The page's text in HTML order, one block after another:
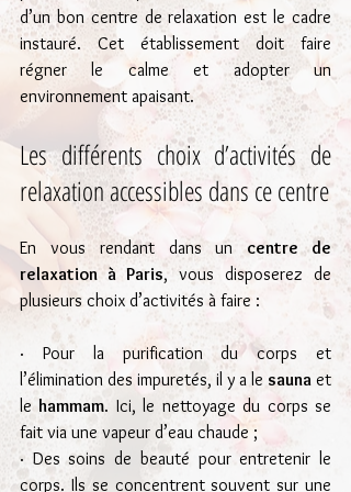
d’un bon centre de relaxation est le cadre
instauré. Cet établissement doit faire
régner le calme et adopter un
environnement apaisant.
Les différents choix d’activités de
relaxation accessibles dans ce centre
En vous rendant dans un centre de
relaxation à Paris, vous disposerez de
plusieurs choix d’activités à faire :
· Pour la purification du corps et
l’élimination des impuretés, il y a le sauna et
le hammam. Ici, le nettoyage du corps se
fait via une vapeur d’eau chaude ;
· Des soins de beauté pour entretenir le
corps. Ils se concentrent souvent sur une